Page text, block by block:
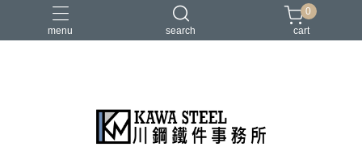
menu search
二柱／四柱／農夫架
史密斯／ Cable飛鳥高低拉
地雷管／練背下拉配件
槓片／啞鈴／壺鈴
0
cart